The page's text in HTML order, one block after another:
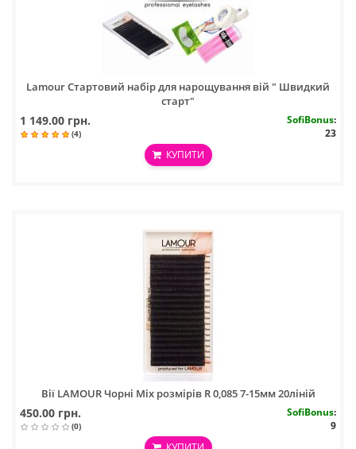
Lamour Стартовий набір для нарощування вій " Швидкий
старт"
1 149.00 грн.
(4)
SofiBonus:
23
КУПИТИ
Вії LAMOUR Чорні Mix розмірів R 0,085 7-15мм 20ліній
450.00 грн.
(0)
SofiBonus:
9